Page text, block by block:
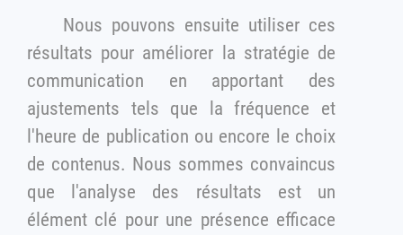
Nous pouvons ensuite utiliser ces
résultats pour améliorer la stratégie de
communication en apportant des
ajustements tels que la fréquence et
l'heure de publication ou encore le choix
de contenus. Nous sommes convaincus
que l'analyse des résultats est un
élément clé pour une présence efficace